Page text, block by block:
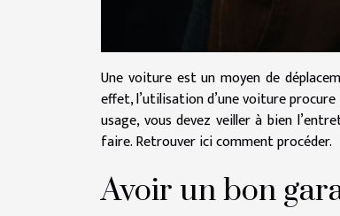
Une voiture est un moyen de
effet, l’utilisation d’une voiture
usage, vous devez veiller à bien
faire. Retrouver ici comment procéder.
Avoir un bon